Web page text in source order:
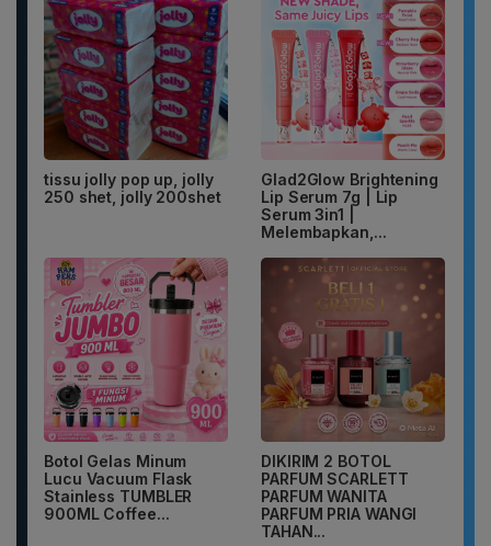
tissu jolly pop up, jolly
250 shet, jolly 200shet
Glad2Glow Brightening
Lip Serum 7g | Lip
Serum 3in1 |
Melembapkan,...
Botol Gelas Minum
Lucu Vacuum Flask
Stainless TUMBLER
900ML Coffee...
DIKIRIM 2 BOTOL
PARFUM SCARLETT
PARFUM WANITA
PARFUM PRIA WANGI
TAHAN...